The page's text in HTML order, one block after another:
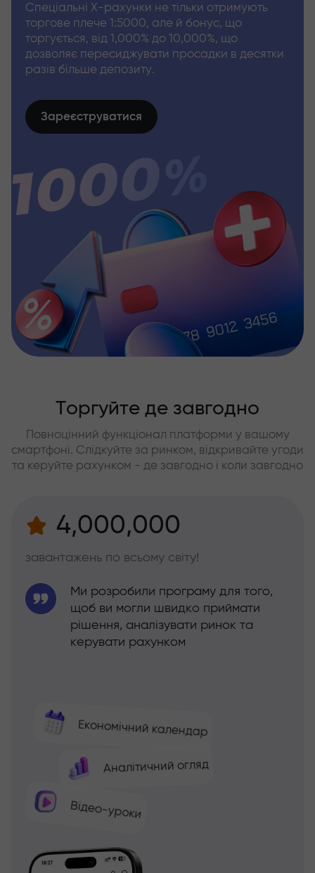
Спеціальні Х-рахунки не тільки отримують
торгове плече 1:5000, але й бонус, що
торгується, від 1,000% до 10,000%, що
дозволяє пересиджувати просадки в десятки
разів більше депозиту.
Зареєструватися
Торгуйте де завгодно
Повноцінний функціонал платформи у вашому
смартфоні. Слідкуйте за ринком, відкривайте угоди
та керуйте рахунком - де завгодно і коли завгодно
4,000,000
завантажень по всьому світу!
Економічний календар
Аналітичний огляд
Відео-уроки
Ми розробили програму для того,
щоб ви могли швидко приймати
рішення, аналізувати ринок та
керувати рахунком